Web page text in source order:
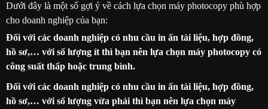
Dưới đây là một số gợi ý về cách lựa chọn máy photocopy phù hợp
cho doanh nghiệp của bạn:
Đối với các doanh nghiệp có nhu cầu in ấn tài liệu, hợp đồng,
hồ sơ,… với số lượng ít thì bạn nên lựa chọn máy photocopy có
công suất thấp hoặc trung bình.
Đối với các doanh nghiệp có nhu cầu in ấn tài liệu, hợp đồng,
hồ sơ,… với số lượng vừa phải thì bạn nên lựa chọn máy